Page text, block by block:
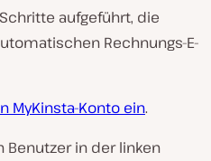
aufgeführt, die
Rechnungs-E-
MyKinsta-Konto ein.
Benutzer in der linken